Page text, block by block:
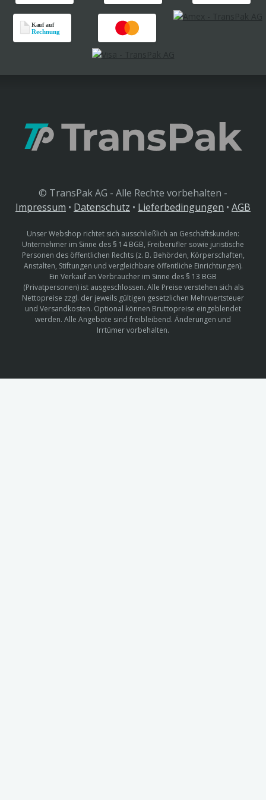
© TransPak AG - Alle Rechte vorbehalten -
Impressum • Datenschutz • Lieferbedingungen • AGB
Unser Webshop richtet sich ausschließlich an Geschäftskunden:
Unternehmer im Sinne des § 14 BGB, Freiberufler sowie juristische
Personen des öffentlichen Rechts (z. B. Behörden, Körperschaften,
Anstalten, Stiftungen und vergleichbare öffentliche Einrichtungen).
Ein Verkauf an Verbraucher im Sinne des § 13 BGB
(Privatpersonen) ist ausgeschlossen. Alle Preise verstehen sich als
Nettopreise zzgl. der jeweils gültigen gesetzlichen Mehrwertsteuer
und Versandkosten. Optional können Bruttopreise eingeblendet
werden. Alle Angebote sind freibleibend. Änderungen und
Irrtümer vorbehalten.